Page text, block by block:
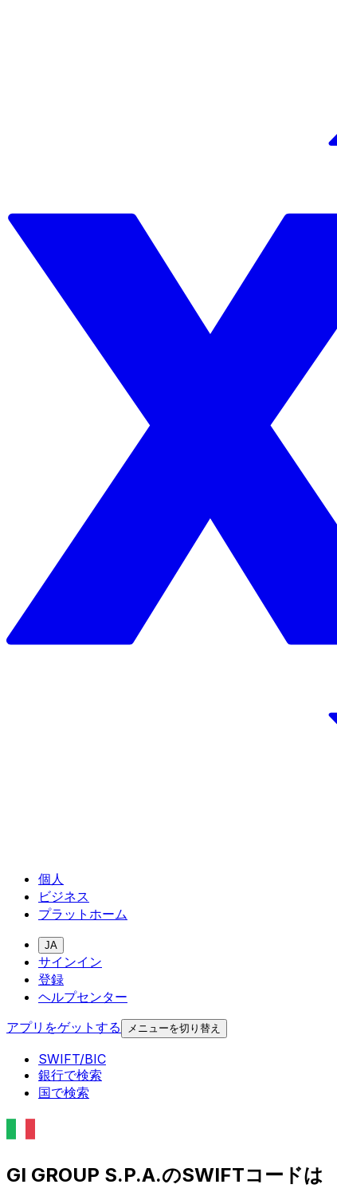
個人
ビジネス
プラットホーム
JA
サインイン
登録
ヘルプセンター
アプリをゲットする
メニューを切り替え
SWIFT/BIC
銀行で検索
国で検索
GI GROUP S.P.A.のSWIFTコードは